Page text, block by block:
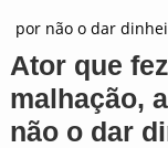
por não o dar
Ator que
malhação,
não o dar